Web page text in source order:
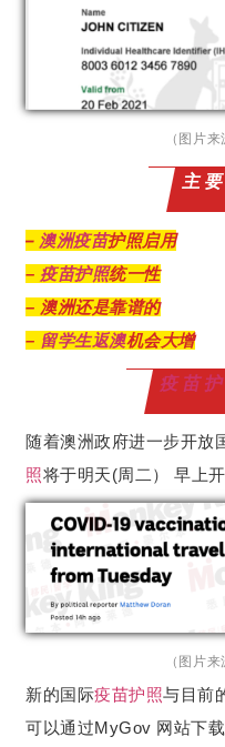
（图片
主
– 澳洲疫苗护照启用
– 疫苗护照统一性
– 澳洲还是靠谱的
– 留学生返澳机会大增
疫苗
随着澳洲政府进一步开放
照将于明天(周二） 早上开
（图片
新的国际疫苗护照与目前
可以通过MyGov 网站下